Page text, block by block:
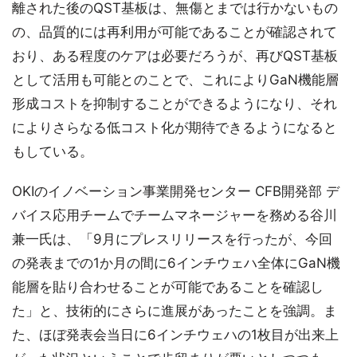
離された後のQST基板は、無傷とまでは行かないもの
の、品質的には再利用が可能であることが確認されて
おり、ある程度のケアは必要だろうが、再びQST基板
として活用も可能とのことで、これによりGaN機能層
形成コストを抑制することができるようになり、それ
によりさらなる低コスト化が期待できるようになると
もしている。
OKIのイノベーション事業開発センター CFB開発部 デ
バイス応用チームでチームマネージャーを務める谷川
兼一氏は、「9月にプレスリリースを行ったが、今回
の発表までの1か月の間に6インチウェハ全体にGaN機
能層を貼り合わせることが可能であることを確認し
た」と、技術的にさらに進展があったことを強調。ま
た、ほぼ発表会当日に6インチウェハの1枚目が出来上